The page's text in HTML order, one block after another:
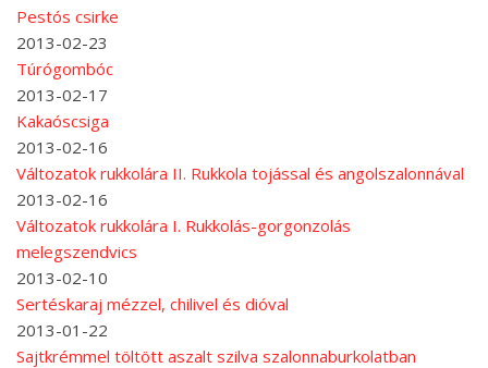
Pestós csirke
2013-02-23
Túrógombóc
2013-02-17
Kakaóscsiga
2013-02-16
Változatok rukkolára II. Rukkola tojással és angolszalonnával
2013-02-16
Változatok rukkolára I. Rukkolás-gorgonzolás
melegszendvics
2013-02-10
Sertéskaraj mézzel, chilivel és dióval
2013-01-22
Sajtkrémmel töltött aszalt szilva szalonnaburkolatban